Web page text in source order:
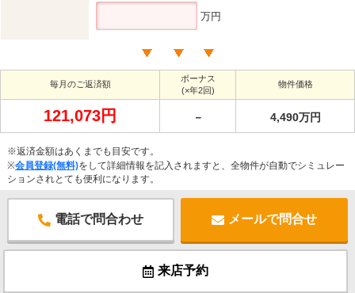
万円
毎月のご返済額
ボーナス
(×年2回)
物件価格
121,073円 － 4,490万円
※返済金額はあくまでも目安です。
※会員登録(無料)をして詳細情報を記入されますと、全物件が自動でシミュレー
ションされとても便利になります。
電話で問合わせ メールで問合せ
来店予約